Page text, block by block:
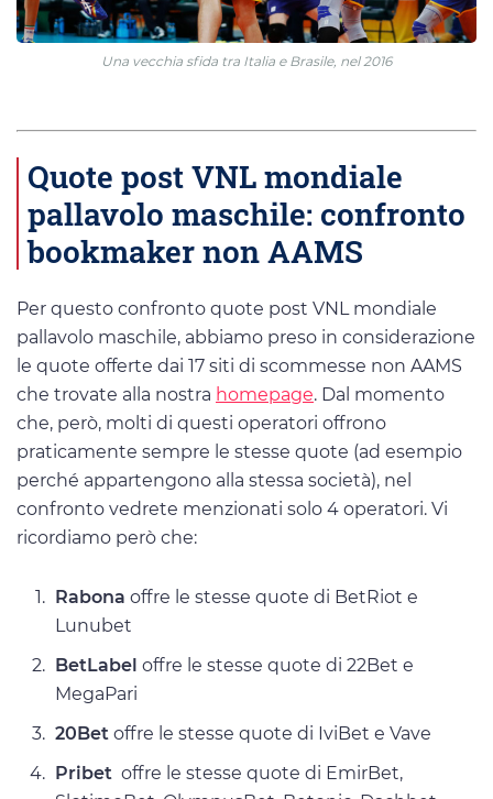
Una vecchia sfida tra Italia e Brasile, nel 2016
Quote post VNL mondiale
pallavolo maschile: confronto
bookmaker non AAMS
Per questo confronto quote post VNL mondiale
pallavolo maschile, abbiamo preso in considerazione
le quote offerte dai 17 siti di scommesse non AAMS
che trovate alla nostra homepage. Dal momento
che, però, molti di questi operatori offrono
praticamente sempre le stesse quote (ad esempio
perché appartengono alla stessa società), nel
confronto vedrete menzionati solo 4 operatori. Vi
ricordiamo però che:
Rabona offre le stesse quote di BetRiot e
Lunubet
BetLabel offre le stesse quote di 22Bet e
MegaPari
20Bet offre le stesse quote di IviBet e Vave
Pribet offre le stesse quote di EmirBet,